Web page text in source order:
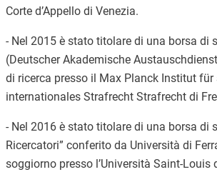
Corte d’Appello di Venezia.
- Nel 2015 è stato titolare di una borsa di
(Deutscher Akademische
di ricerca presso il Max Planck Institut
internationales Strafrecht Strafrecht di
- Nel 2016 è stato titolare di una borsa di
Ricercatori” conferito da Università di
soggiorno presso l’Università Saint-Louis